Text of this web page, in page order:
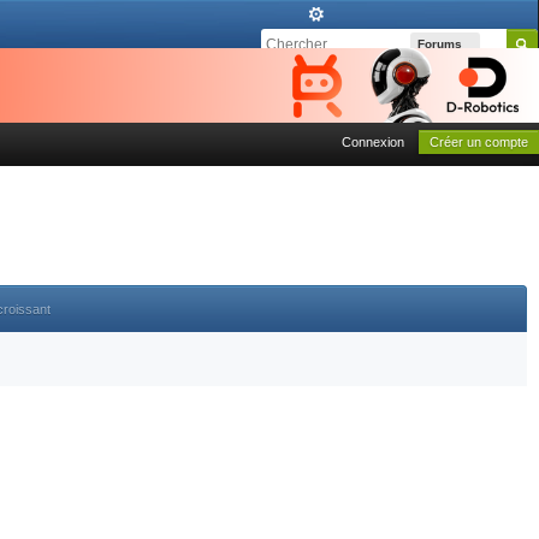
Forums
Connexion Créer un compte